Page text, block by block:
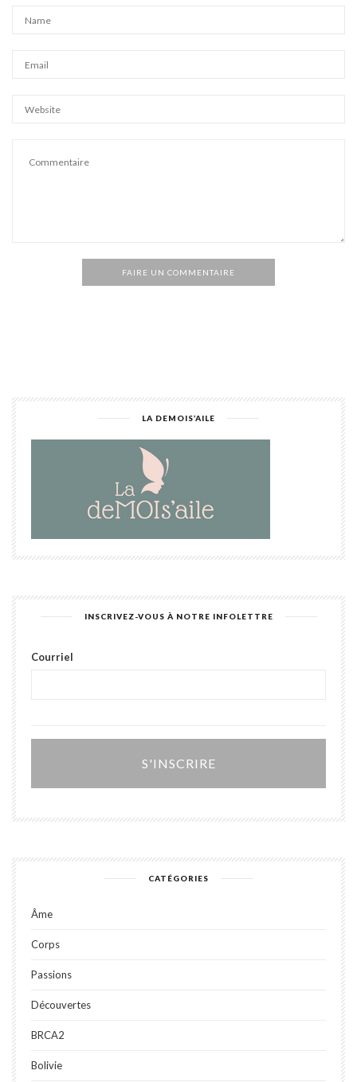
FAIRE UN COMMENTAIRE
LA DEMOIS’AILE
INSCRIVEZ-VOUS À NOTRE INFOLETTRE
Courriel
CATÉGORIES
Âme
Corps
Passions
Découvertes
BRCA2
Bolivie